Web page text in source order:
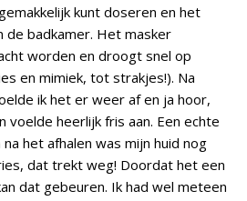
kunt doseren en het
de badkamer. Het masker
worden en droogt snel op
en mimiek, tot strakjes!). Na
ik het er weer af en ja hoor,
voelde heerlijk fris aan. Een echte
het afhalen was mijn huid nog
dat trekt weg! Doordat het een
dat gebeuren. Ik had wel meteen